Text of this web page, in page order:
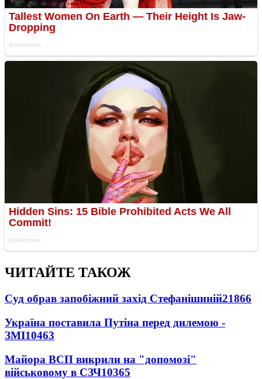
ЧИТАЙТЕ ТАКОЖ
Суд обрав запобіжний захід Стефанішиній21866
Україна поставила Путіна перед дилемою -
ЗМІ10463
Майора ВСП викрили на "допомозі"
військовому в СЗЧ10365